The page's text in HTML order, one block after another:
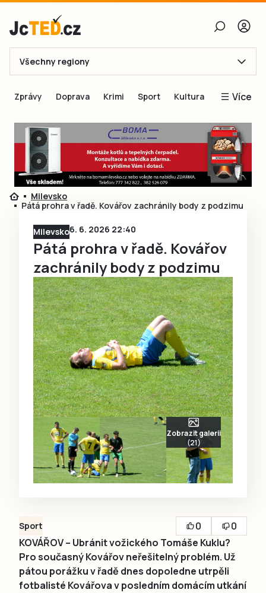
E-mail
Obnovit heslo
Přihlásit se
Ještě nemám účet, chci se
Všechny regiony
Zprávy Doprava Krimi Sport Kultura Více
Blogy
Inspirace
Čtenáři píší
Speciální přílohy
Milevsko
Pátá prohra v řadě. Kovářov zachránily body z podzimu
Milevsko6. 6. 2026 22:40
Pátá prohra v řadě. Kovářov
zachránily body z podzimu
Zobrazit galerii
(21)
Sport 0
0
KOVÁŘOV – Ubránit vožického Tomáše Kuklu?
Pro současný Kovářov neřešitelný problém. Už
pátou porážku v řadě dnes dopoledne utrpěli
fotbalisté Kovářova v posledním domácím utkání